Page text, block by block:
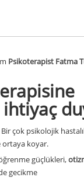
Psikoterapist Fatma
Bir çok psikolojik
koyar.
güçlükleri,
gecikme